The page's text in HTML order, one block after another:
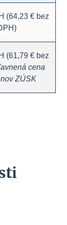
(64,23 € bez
(61,79 € bez
cena
ZÚSK